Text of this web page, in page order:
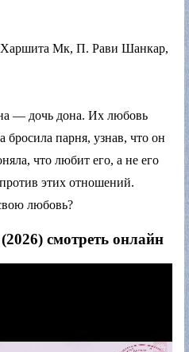
Мк, П. Рави Шанкар,
— дочь дона. Их любовь
бросила парня, узнав, что он
что любит его, а не его
этих отношений.
любовь?
смотреть онлайн